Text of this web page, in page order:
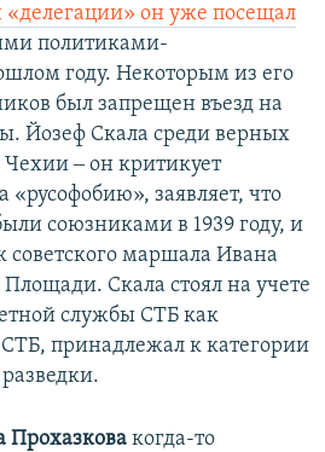
«делегации» он уже посещал
политиками-
году. Некоторым из его
был запрещен въезд на
Йозеф Скала среди верных
‒ он критикует
заявляет, что
союзниками в 1939 году, и
советского маршала Ивана
Скала стоял на учете
службы СТБ как
принадлежал к категории
Прохазкова когда-то